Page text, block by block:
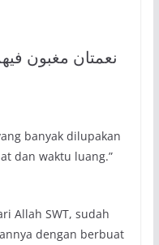
نعمتان مغبون
banyak dilupakan
dan waktu luang.”
Allah SWT, sudah
dengan berbuat